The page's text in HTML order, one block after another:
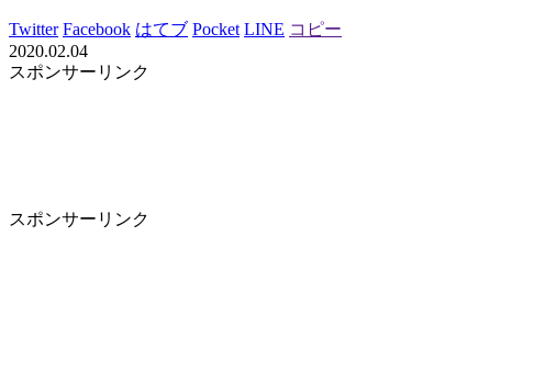
Twitter Facebook はてブ Pocket LINE コピー
2020.02.04
スポンサーリンク
スポンサーリンク